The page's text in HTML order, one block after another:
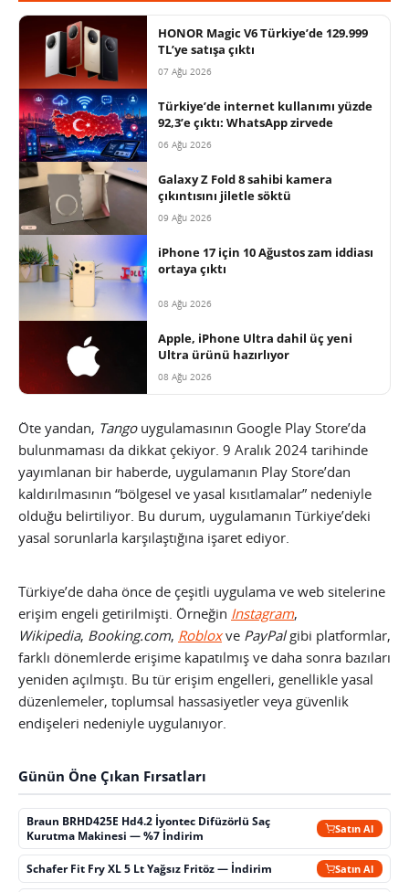
HONOR Magic V6 Türkiye’de 129.999
TL’ye satışa çıktı
07 Ağu 2026
Türkiye’de internet kullanımı yüzde
92,3’e çıktı: WhatsApp zirvede
06 Ağu 2026
Galaxy Z Fold 8 sahibi kamera
çıkıntısını jiletle söktü
09 Ağu 2026
iPhone 17 için 10 Ağustos zam iddiası
ortaya çıktı
08 Ağu 2026
Apple, iPhone Ultra dahil üç yeni
Ultra ürünü hazırlıyor
08 Ağu 2026
Öte yandan, Tangouygulamasının Google Play Store’da
bulunmaması da dikkat çekiyor. 9 Aralık 2024 tarihinde
yayımlanan bir haberde, uygulamanın Play Store’dan
kaldırılmasının “bölgesel ve yasal kısıtlamalar” nedeniyle
olduğu belirtiliyor. Bu durum, uygulamanın Türkiye’deki
yasal sorunlarla karşılaştığına işaret ediyor.
Türkiye’de daha önce de çeşitli uygulama ve web sitelerine
erişim engeli getirilmişti. Örneğin Instagram,
Wikipedia, Booking.com, Robloxve PayPalgibi platformlar,
farklı dönemlerde erişime kapatılmış ve daha sonra bazıları
yeniden açılmıştı. Bu tür erişim engelleri, genellikle yasal
düzenlemeler, toplumsal hassasiyetler veya güvenlik
endişeleri nedeniyle uygulanıyor.
Günün Öne Çıkan Fırsatları
Braun BRHD425E Hd4.2 İyontec Difüzörlü Saç
Kurutma Makinesi — %7 İndirim
Satın Al
Schafer Fit Fry XL 5 Lt Yağsız Fritöz — İndirim Satın Al